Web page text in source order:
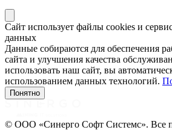
Сайт использует файлы cookies и
данных
Данные собираются для обеспечения
сайта и улучшения качества
использовать наш сайт, вы
использованием данных технологий.
Понятно
© ООО «Синерго Софт Системс». Все